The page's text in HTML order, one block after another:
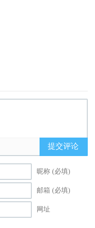
提交评论
昵称 (必填)
邮箱 (必填)
网址